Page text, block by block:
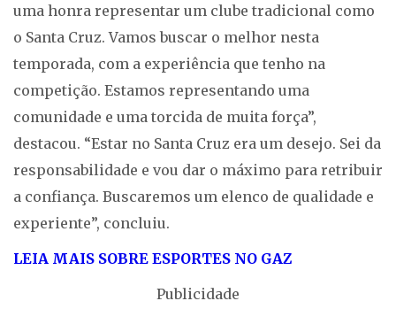
uma honra representar um clube tradicional como
o Santa Cruz. Vamos buscar o melhor nesta
temporada, com a experiência que tenho na
competição. Estamos representando uma
comunidade e uma torcida de muita força”,
destacou. “Estar no Santa Cruz era um desejo. Sei da
responsabilidade e vou dar o máximo para retribuir
a confiança. Buscaremos um elenco de qualidade e
experiente”, concluiu.
LEIA MAIS SOBRE ESPORTES NO GAZ
Publicidade